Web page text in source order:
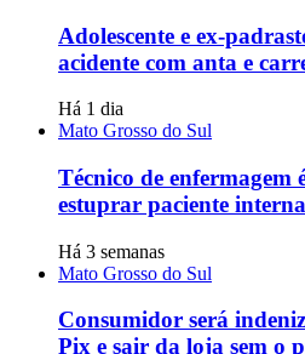
Adolescente e ex-
acidente com anta e
Há 1 dia
Mato Grosso do Sul
Técnico de enfermagem
estuprar paciente
Há 3 semanas
Mato Grosso do Sul
Consumidor será
Pix e sair da loja sem o